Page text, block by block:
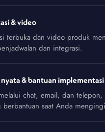
& video
terbuka dan video produk
dan integrasi.
nyata & bantuan implementasi
chat, email, dan telepon,
saat Anda